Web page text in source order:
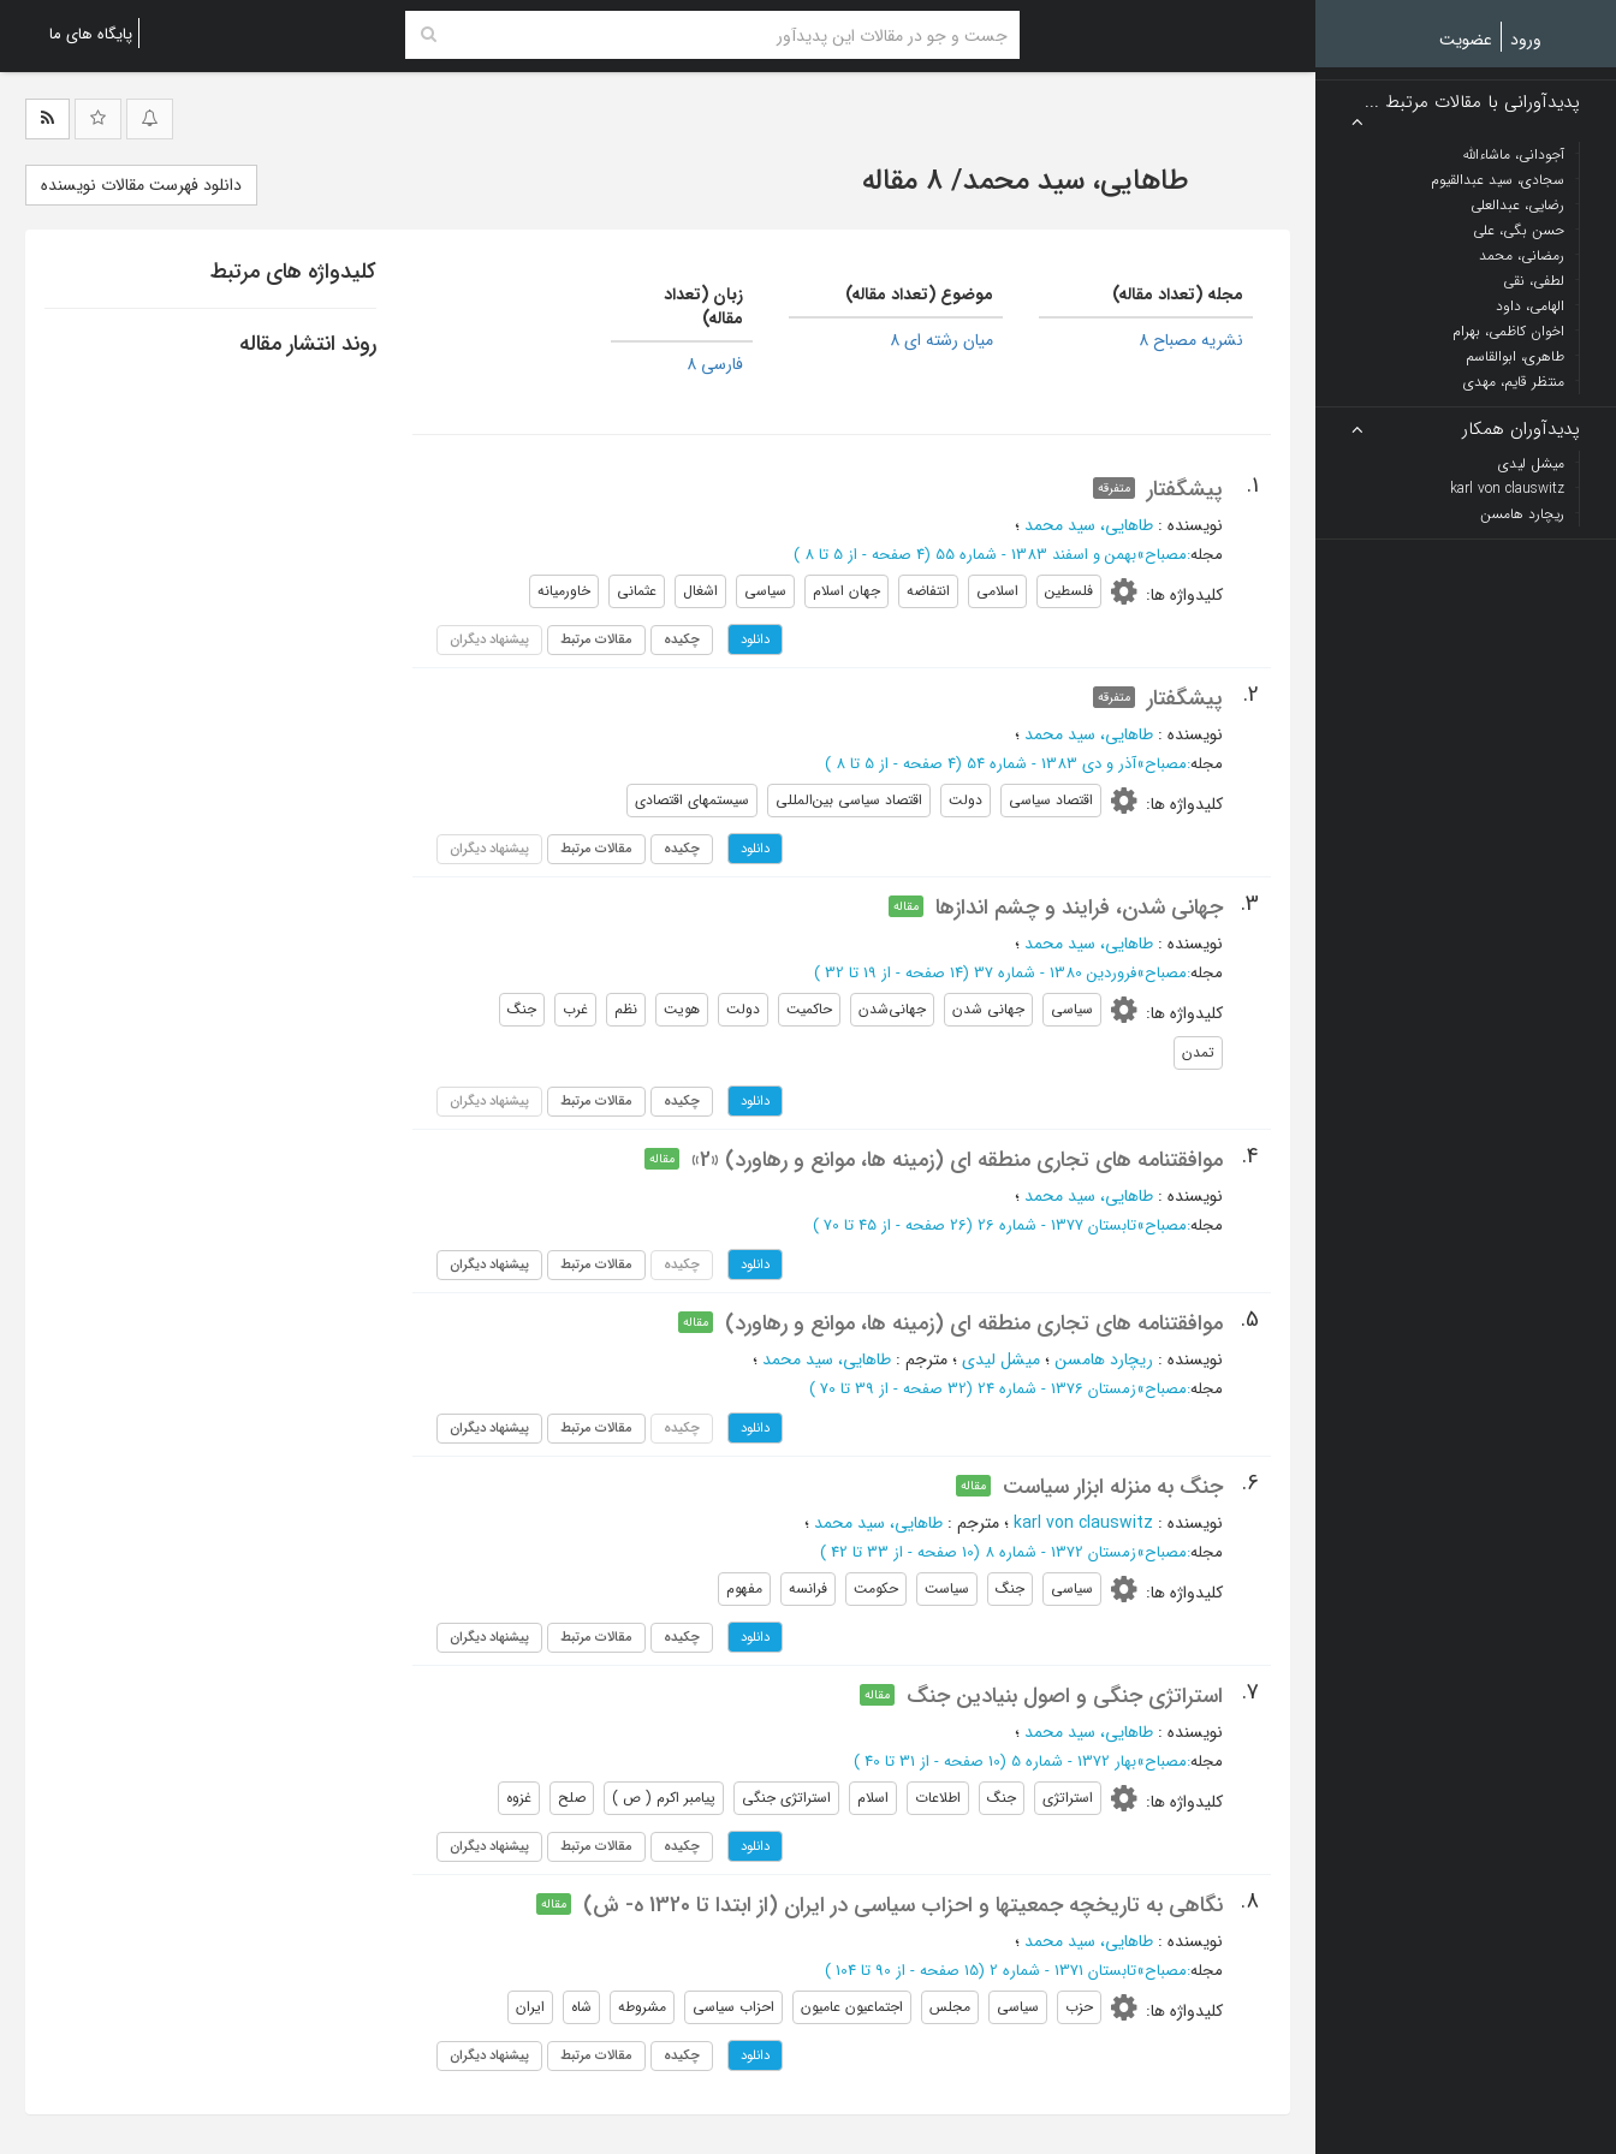
پایگاه های ما ورود عضویت
پدیدآورانی با مقالات مرتبط ...
آجودانی، ماشاءالله
سجادی، سید عبدالقیوم
رضایی، عبدالعلی
حسن بگی، علی
رمضانی، محمد
لطفی، نقی
الهامی، داود
اخوان کاظمی، بهرام
طاهری، ابوالقاسم
منتظر قایم، مهدی
پدیدآوران همکار
میشل لیدی
ریچارد هامسن
طاهایی، سید محمد/8 مقاله دانلود فهرست مقالات نویسنده
مجله (تعداد مقاله)
نشریه مصباح 8
موضوع (تعداد مقاله)
میان رشته ای 8
زبان (تعداد
مقاله)
فارسی 8
1. پیشگفتار متفرقه
نویسنده : طاهایی، سید محمد ؛
مجله:مصباح»بهمن و اسفند 1383 - شماره 55 (‎4 صفحه - از 5 تا 8 )
کلیدواژه ها: فلسطین اسلامی انتفاضه جهان اسلام سیاسی اشغال عثمانی خاورمیانه
دانلود چکیده مقالات مرتبط پیشنهاد دیگران
2. پیشگفتار متفرقه
نویسنده : طاهایی، سید محمد ؛
مجله:مصباح»آذر و دی 1383 - شماره 54 (‎4 صفحه - از 5 تا 8 )
کلیدواژه ها: اقتصاد سیاسی دولت اقتصاد سیاسی بین‌المللی سیستمهای اقتصادی
دانلود چکیده مقالات مرتبط پیشنهاد دیگران
3. جهانی شدن، فرایند و چشم اندازها مقاله
نویسنده : طاهایی، سید محمد ؛
مجله:مصباح»فروردین 1380 - شماره 37 (‎14 صفحه - از 19 تا 32 )
کلیدواژه ها: سیاسی جهانی شدن جهانی‌شدن حاکمیت دولت هویت نظم غرب
جنگ
تمدن
دانلود چکیده مقالات مرتبط پیشنهاد دیگران
4. موافقتنامه های تجاری منطقه ای (زمینه ها، موانع و رهاورد) «2» مقاله
نویسنده : طاهایی، سید محمد ؛
مجله:مصباح»تابستان 1377 - شماره 26 (‎26 صفحه - از 45 تا 70 )
دانلود چکیده مقالات مرتبط پیشنهاد دیگران
5. موافقتنامه های تجاری منطقه ای (زمینه ها، موانع و رهاورد) مقاله
نویسنده : ریچارد هامسن؛میشل لیدی؛مترجم : طاهایی، سید محمد ؛
مجله:مصباح»زمستان 1376 - شماره 24 (‎32 صفحه - از 39 تا 70 )
دانلود چکیده مقالات مرتبط پیشنهاد دیگران
6. جنگ به منزله ابزار سیاست مقاله
نویسنده :
karl von clauswitz؛مترجم : طاهایی، سید محمد ؛
مجله:مصباح»زمستان 1372 - شماره 8 (‎10 صفحه - از 33 تا 42 )
کلیدواژه ها: سیاسی جنگ سیاست حکومت فرانسه مفهوم
دانلود چکیده مقالات مرتبط پیشنهاد دیگران
7. استراتژی جنگی و اصول بنیادین جنگ مقاله
نویسنده : طاهایی، سید محمد ؛
مجله:مصباح»بهار 1372 - شماره 5 (‎10 صفحه - از 31 تا 40 )
کلیدواژه ها: استراتژی جنگ اطلاعات اسلام استراتژی جنگی پیامبر اکرم ( ص ) صلح غزوه
دانلود چکیده مقالات مرتبط پیشنهاد دیگران
8. نگاهی به تاریخچه جمعیتها و احزاب سیاسی در ایران (از ابتدا تا 1320 ه- ش) مقاله
نویسنده : طاهایی، سید محمد ؛
مجله:مصباح»تابستان 1371 - شماره 2 (‎15 صفحه - از 90 تا 104 )
کلیدواژه ها: حزب سیاسی مجلس اجتماعیون عامیون احزاب سیاسی مشروطه شاه ایران
دانلود چکیده مقالات مرتبط پیشنهاد دیگران
کلیدواژه های مرتبط
روند انتشار مقاله